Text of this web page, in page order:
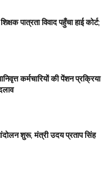
पात्रता विवाद पहुँचा हाई कोर्ट;
कर्मचारियों की पेंशन प्रक्रिया
शुरू, मंत्री उदय प्रताप सिंह